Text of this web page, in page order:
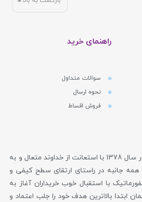
راهنمای خرید
سوالات متداول
نحوه ارسال
فروش اقساط
فروشگاه کامپیوتر مرکزی در سال 1378 با استعانت از خداوند متعال و به
همه جانبه در راستای ارتقای سطح کیفی و
با استقبال خوب خریداران آغاز به
ابتدا بالاترین هدف خود را جلب اعتماد و